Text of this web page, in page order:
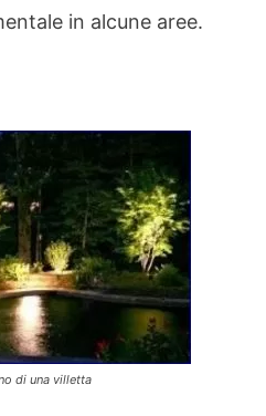
in alcune aree.
di una villetta